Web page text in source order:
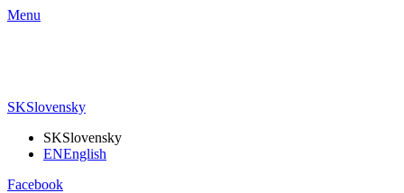
Menu
SKSlovensky
SKSlovensky
ENEnglish
Facebook